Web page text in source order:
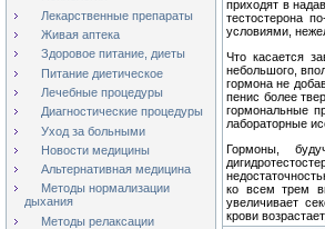
Лекарственные препараты
Живая аптека
Здоровое питание, диеты
Питание диетическое
Лечебные процедуры
Диагностические процедуры
Уход за больными
Новости медицины
Альтернативная медицина
Методы нормализации
дыхания
Методы релаксации
приходят в
тестостерона
условиями,
Что касается
небольшого,
гормона не
пенис более
гормональные
лабораторные
Гормоны,
ко всем трем
увеличивает
крови